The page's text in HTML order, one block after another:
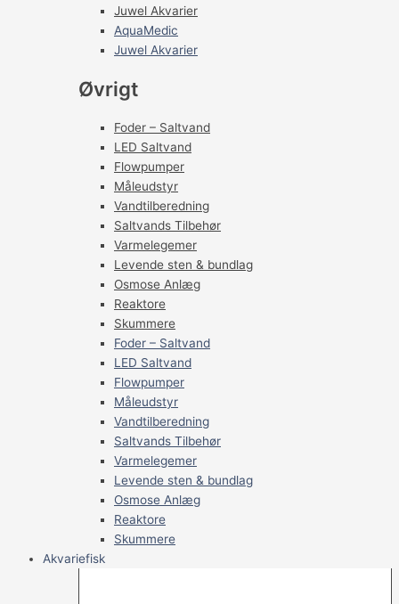
Juwel Akvarier
AquaMedic
Juwel Akvarier
Øvrigt
Foder – Saltvand
LED Saltvand
Flowpumper
Måleudstyr
Vandtilberedning
Saltvands Tilbehør
Varmelegemer
Levende sten & bundlag
Osmose Anlæg
Reaktore
Skummere
Foder – Saltvand
LED Saltvand
Flowpumper
Måleudstyr
Vandtilberedning
Saltvands Tilbehør
Varmelegemer
Levende sten & bundlag
Osmose Anlæg
Reaktore
Skummere
Akvariefisk